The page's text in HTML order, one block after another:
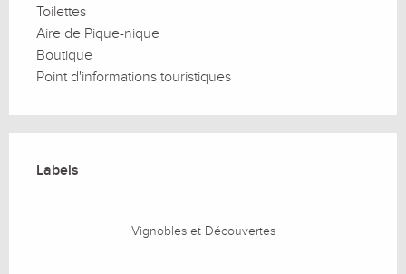
Toilettes
Aire de Pique-nique
Boutique
Point d'informations touristiques
Labels
Labels
Vignobles et Découvertes